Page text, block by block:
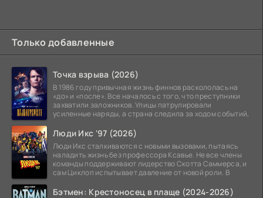
Только добавленные
Точка взрыва (2026)
В 1986 году привычная жизнь финнов раскололась на
«до» и «после». Все началось с того, что преступники
захватили заложников. Улицы патрулировали
усиленные наряды, а страна следила за ходом событий,
Люди Икс '97 (2026)
Люди Икс сталкиваются с новыми вызовами, пытаясь
наладить жизнь без профессора Ксавье. Не все члены
команды поддерживают лидерство Скотта Саммерса, и
сам Циклоп испытывает давление от новой роли. В
Бэтмен: Крестоносец в плаще (2024-2026)